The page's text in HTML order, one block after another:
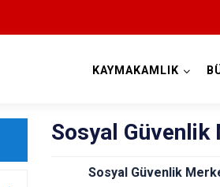
KAYMAKAMLIK
Sosyal
Sosyal Güvenlik